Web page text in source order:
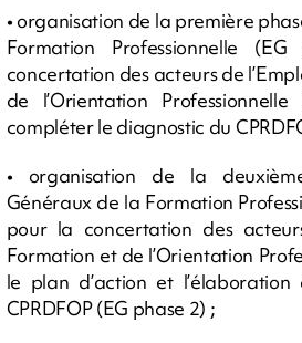
• organisation de la première
Formation Professionnelle
concertation des acteurs de
de l’Orientation
compléter le diagnostic du
• organisation de la
Généraux de la Formation
pour la concertation des
Formation et de l’Orientation
le plan d’action et
CPRDFOP (EG phase 2) ;